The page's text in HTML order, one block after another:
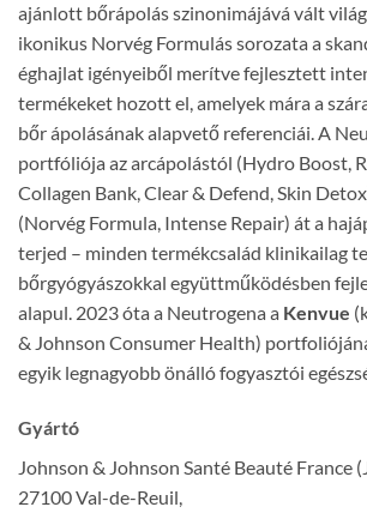
ajánlott bőrápolás szinonimájává vált
ikonikus Norvég Formulás sorozata a
éghajlat igényeiből merítve fejlesztett
termékeket hozott el, amelyek mára a
bőr ápolásának alapvető referenciái. A
portfóliója az arcápolástól (Hydro Boost,
Collagen Bank, Clear & Defend, Skin
(Norvég Formula, Intense Repair) át a
terjed – minden termékcsalád klinikailag
bőrgyógyászokkal együttműködésben
alapul. 2023 óta a Neutrogena a Kenvue
& Johnson Consumer Health)
egyik legnagyobb önálló fogyasztói
Gyártó
Johnson & Johnson Santé Beauté France
27100 Val-de-Reuil,